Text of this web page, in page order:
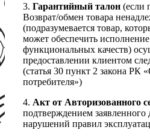
3. Гарантийный талон (если
Возврат/обмен товара
(подразумевается товар,
может обеспечить
функциональных качеств)
предоставлении клиентом
(статья 30 пункт 2 закона РК
потребителя»)
4. Акт от Авторизованного
подтверждением заявленного
нарушений правил